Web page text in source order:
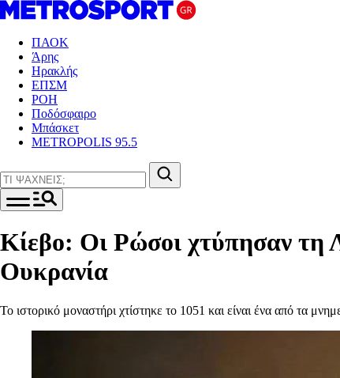
ΠΑΟΚ
Άρης
Ηρακλής
ΕΠΣΜ
ΡΟΗ
Ποδόσφαιρο
Μπάσκετ
METROPOLIS 95.5
Κίεβο: Οι Ρώσοι χτύπησαν τη
Ουκρανία
Το ιστορικό μοναστήρι χτίστηκε το 1051 και είναι ένα από τα